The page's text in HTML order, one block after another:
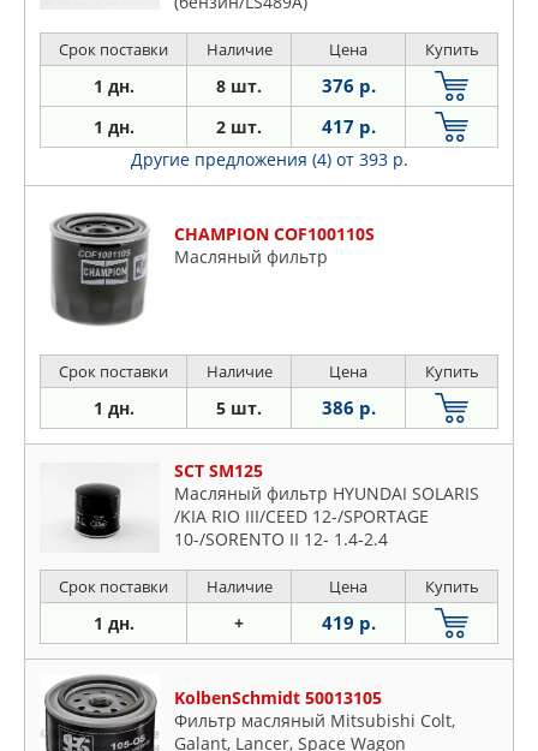
Срок поставки Наличие Цена Купить
1 дн. 8 шт. 376 р.
1 дн. 2 шт. 417 р.
Другие предложения (4) от 393 р.
CHAMPION COF100110S
Масляный фильтр
Срок поставки Наличие Цена Купить
1 дн. 5 шт. 386 р.
SCT SM125
Масляный фильтр HYUNDAI SOLARIS
/KIA RIO III/CEED 12-/SPORTAGE
10-/SORENTO II 12- 1.4-2.4
Срок поставки Наличие Цена Купить
1 дн. + 419 р.
KolbenSchmidt 50013105
Фильтр масляный Mitsubishi Colt,
Galant, Lancer, Space Wagon